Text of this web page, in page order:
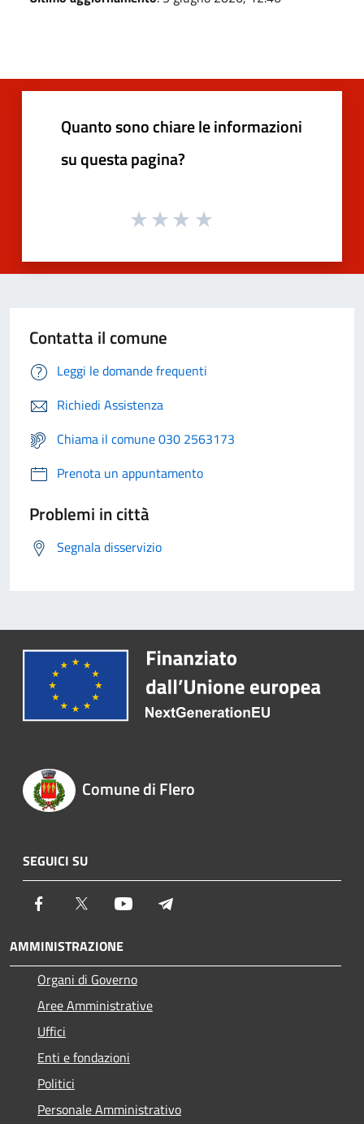
Quanto sono chiare le informazioni
su questa pagina?
Contatta il comune
Leggi le domande frequenti
Richiedi Assistenza
Chiama il comune 030 2563173
Prenota un appuntamento
Problemi in città
Segnala disservizio
Comune di Flero
SEGUICI SU
Facebook Twitter Youtube
AMMINISTRAZIONE
Organi di Governo
Aree Amministrative
Uffici
Enti e fondazioni
Politici
Personale Amministrativo